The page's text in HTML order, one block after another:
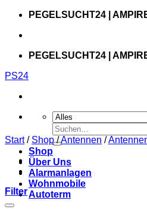
Zum
springen
PEGELSUCHT24 |
PEGELSUCHT24 |
PS24
Suchen
nach:
Shop
Über Uns
Alarmanlagen
Wohnmobile
Autoterm
Start / Shop /Antennen /
Filter